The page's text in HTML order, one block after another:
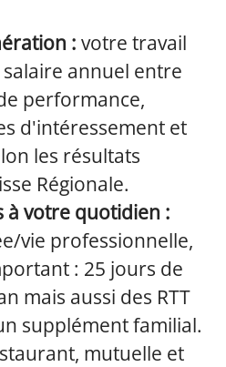
: votre travail
annuel entre
performance,
d'intéressement et
les résultats
Régionale.
à votre quotidien :
vie professionnelle,
: 25 jours de
mais aussi des RTT
supplément familial.
mutuelle et